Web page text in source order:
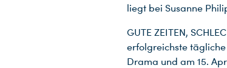
liegt bei Susanne
GUTE ZEITEN,
erfolgreichste tägliche
Drama und am 15.